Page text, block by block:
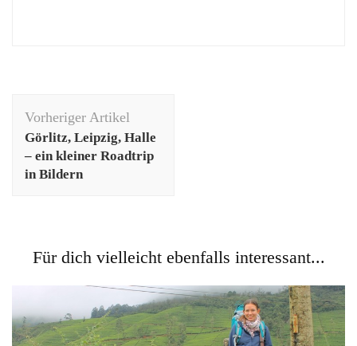
Vorheriger Artikel
Görlitz, Leipzig, Halle
– ein kleiner Roadtrip
in Bildern
Für dich vielleicht ebenfalls interessant...